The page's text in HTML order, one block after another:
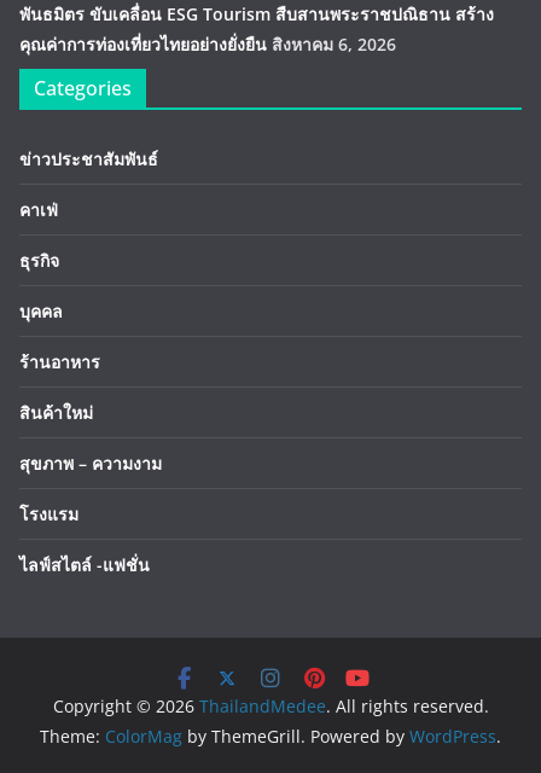
พันธมิตร ขับเคลื่อน ESG Tourism สืบสานพระราชปณิธาน สร้าง
คุณค่าการท่องเที่ยวไทยอย่างยั่งยืน สิงหาคม 6, 2026
Categories
ข่าวประชาสัมพันธ์
คาเฟ่
ธุรกิจ
บุคคล
ร้านอาหาร
สินค้าใหม่
สุขภาพ – ความงาม
โรงแรม
ไลฟ์สไตล์ -แฟชั่น
Copyright © 2026 ThailandMedee. All rights reserved.
Theme: ColorMag by ThemeGrill. Powered by WordPress.